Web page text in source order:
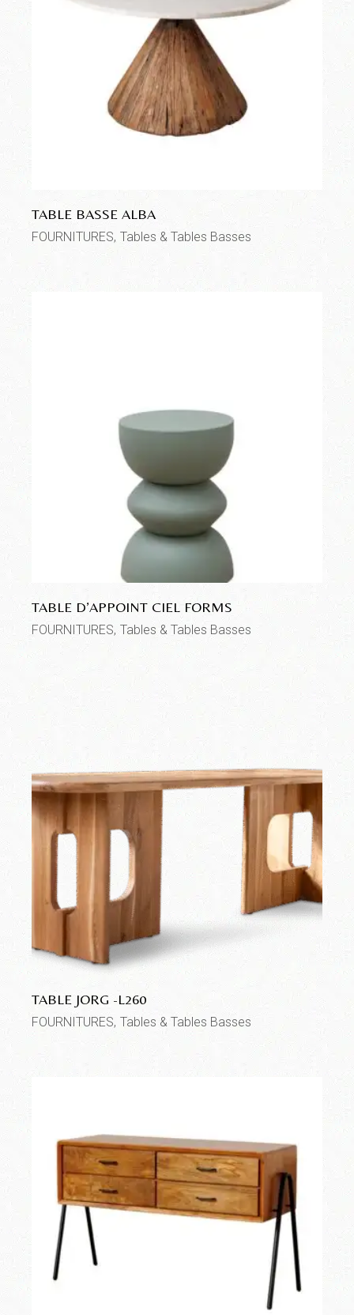
TABLE BASSE ALBA
FOURNITURES Tables & Tables Basses
TABLE D’APPOINT CIEL FORMS
FOURNITURES Tables & Tables Basses
TABLE JORG -L260
FOURNITURES Tables & Tables Basses